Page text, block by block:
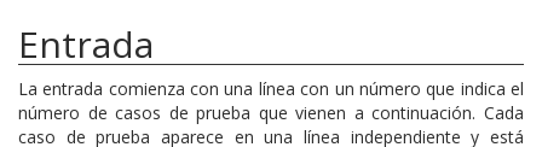
Entrada
La entrada comienza con una línea con un número que indica el
número de casos de prueba que vienen a continuación. Cada
caso de prueba aparece en una línea independiente y está